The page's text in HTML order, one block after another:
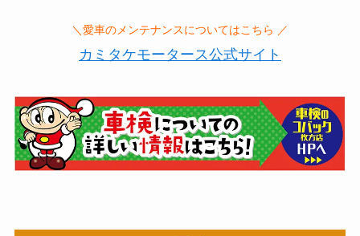
＼愛車のメンテナンスについてはこちら ／
カミタケモータース公式サイト